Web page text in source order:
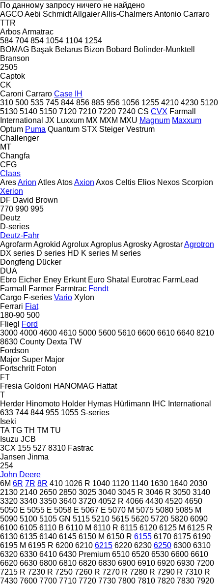
По данному запросу ничего не найдено
AGCOAebi SchmidtAllgaierAllis-ChalmersAntonio Carraro
TTR
ArbosArmatrac
584 704 854 1054 1104 1254
BOMAG Başak Belarus Bizon Bobard Bolinder-Munktell
Branson
2505
Captok
CK
Caroni Carraro Case IH
310 500 535 745 844 856 885 956 1056 1255 4210 4230 5120
5130 5140 5150 7120 7210 7220 7240 CS CVX Farmall
International JX Luxxum MX MXM MXU Magnum Maxxum
Optum Puma Quantum STX Steiger Vestrum
Challenger
MT
Changfa
CFG
Claas
AresArion AtlesAtosAxion Axos Celtis Elios Nexos Scorpion
Xerion
DF David Brown
770 990 995
Deutz
D-series
Deutz-Fahr
AgrofarmAgrokid AgroluxAgroplusAgroskyAgrostarAgrotron
DX series D series HD K series M series
Dongfeng Dücker
DUA
Ebro Eicher Eney Erkunt Euro Shatal Eurotrac FarmLead
Farmall
Farmer Farmtrac Fendt
Cargo F-series Vario Xylon
Ferrari Fiat
180-90 500
Fliegl
Ford
3000 4000 4600 4610 5000 5600 5610 6600 6610 6640 8210
8630 County Dexta TW
Fordson
Major Super Major
Fortschritt Foton
FT
Fresia Goldoni HANOMAG Hattat
T
Herder Hinomoto Holder Hymas Hürlimann IHC International
633 744 844 955 1055 S-series
Iseki
TA TG TH TM TU
Isuzu JCB
3CX 155 527 8310 Fastrac
Jansen Jinma
254
John Deere
6M 6R 7R 8R 410 1026 R 1040 1120 1140 1630 1640 2030
2130 2140 2650 2850 3025 3040 3045 R 3046 R 3050 3140
3320 3340 3350 3640 3720 4052 R 4066 4430 4520 4650
5050 E 5055 E 5058 E 5067 E 5070 M 5075 5080 5085 M
5090 5100 5105 GN 5115 5210 5615 5620 5720 5820 6090
6100 6105 6110 B 6110 M 6110 R 6115 6120 6125 M 6125 R
6130 6135 6140 6145 6150 M 6150 R 6155 6170 6175 6190
6195 M 6195 R 6200 6210 6215 6220 6230 6250 6300 6310
6320 6330 6410 6430 Premium 6510 6520 6530 6600 6610
6620 6630 6800 6810 6820 6830 6900 6910 6920 6930 7200
7215 R 7230 R 7250 7260 R 7270 R 7280 R 7290 R 7310 R
7430 7600 7700 7710 7720 7730 7800 7810 7820 7830 7920